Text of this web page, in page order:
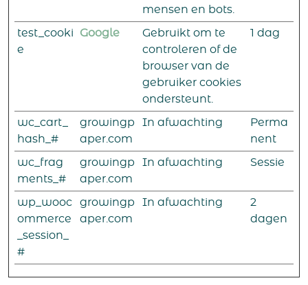
mensen en bots.
test_cooki
e
Google
Gebruikt om te
controleren of de
browser van de
gebruiker cookies
ondersteunt.
1 dag
wc_cart_
hash_#
growingp
aper.com
In afwachting
Perma
nent
wc_frag
ments_#
growingp
aper.com
In afwachting Sessie
wp_wooc
ommerce
_session_
#
growingp
aper.com
In afwachting
2
dagen